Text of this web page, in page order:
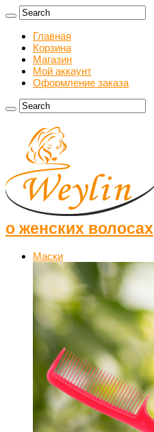
Главная
Корзина
Магазин
Мой аккаунт
Оформление заказа
о женских волосах
Маски